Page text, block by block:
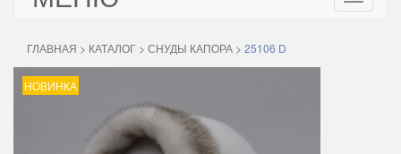
ГЛАВНАЯ > КАТАЛОГ > СНУДЫ КАПОРА > 25106 D
НОВИНКА